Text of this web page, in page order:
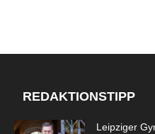
REDAKTIONSTIPP
Leipziger